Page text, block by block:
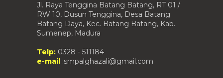
Jl. Raya Tenggina Batang Batang, RT 01 /
RW 10, Dusun Tenggina, Desa Batang
Batang Daya, Kec. Batang Batang, Kab.
Sumenep, Madura
Telp: 0328 - 511184
e-mail :smpalghazali@gmail.com